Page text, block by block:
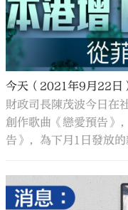
今天（2021年9月22日
財政司長陳茂波今日在
創作歌曲《戀愛預告》
告》，為下月1日發放的